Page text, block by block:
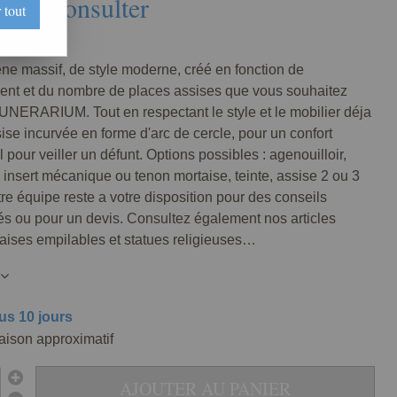
consulter
massif, de style moderne, créé en fonction de
et du nombre de places assises que vous souhaitez
Tout en respectant le style et le mobilier déja
incurvée en forme d'arc de cercle, pour un confort
pour veiller un défunt. Options possibles : agenouilloir,
mécanique ou tenon mortaise, teinte, assise 2 ou 3
équipe reste a votre disposition pour des conseils
ou pour un devis. Consultez également nos articles
empilables et statues religieuses…
10 jours
approximatif
tout